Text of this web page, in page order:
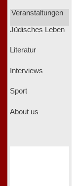
Veranstaltungen
Jüdisches Leben
Literatur
Interviews
Sport
About us